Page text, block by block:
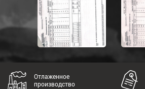
Отлаженное
производство